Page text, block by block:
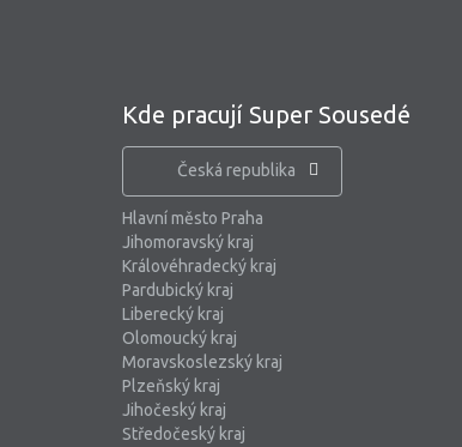
Kde pracují Super Sousedé
Česká republika
Hlavní město Praha
Jihomoravský kraj
Královéhradecký kraj
Pardubický kraj
Liberecký kraj
Olomoucký kraj
Moravskoslezský kraj
Plzeňský kraj
Jihočeský kraj
Středočeský kraj